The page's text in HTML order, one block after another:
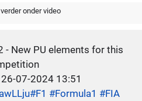
onder video
- New PU elements for this
07-2024 13:51
#F1 #Formula1 #FIA